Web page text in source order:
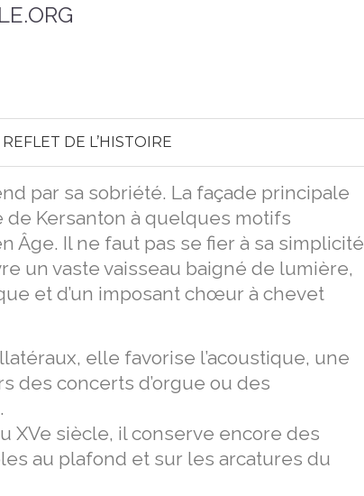
DE L’HISTOIRE
par sa sobriété. La façade principale
Kersanton à quelques motifs
Âge. Il ne faut pas se fier à sa simplicité
un vaste vaisseau baigné de lumière,
et d’un imposant chœur à chevet
elle favorise l’acoustique, une
des concerts d’orgue ou des
XVe siècle, il conserve encore des
au plafond et sur les arcatures du